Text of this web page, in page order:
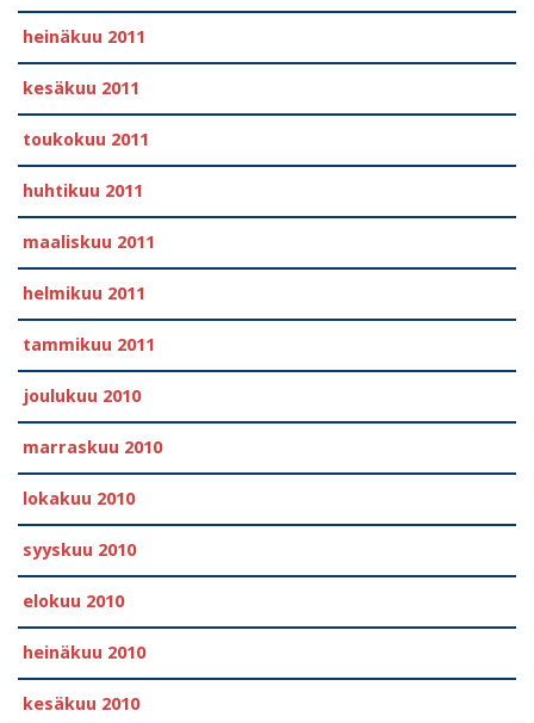
heinäkuu 2011
kesäkuu 2011
toukokuu 2011
huhtikuu 2011
maaliskuu 2011
helmikuu 2011
tammikuu 2011
joulukuu 2010
marraskuu 2010
lokakuu 2010
syyskuu 2010
elokuu 2010
heinäkuu 2010
kesäkuu 2010